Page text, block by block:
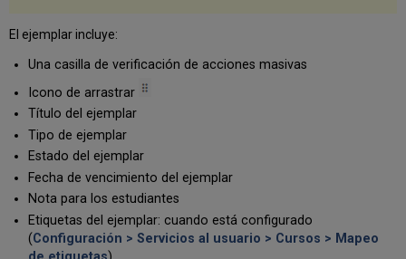
Gestionar
los
enlaces
y
la
capacidad
física
de
un
artículo
Gestionar
los
ficheros
El ejemplar incluye:
Una casilla de verificación de acciones masivas
Icono de arrastrar
Título del ejemplar
Tipo de ejemplar
Estado del ejemplar
Fecha de vencimiento del ejemplar
Nota para los estudiantes
Etiquetas del ejemplar: cuando está configurado
(Configuración > Servicios al usuario > Cursos > Mapeo